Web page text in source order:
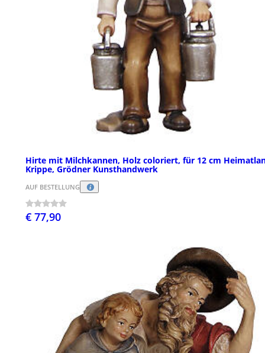
Hirte mit Milchkannen, Holz coloriert, für 12 cm
Krippe, Grödner Kunsthandwerk
AUF BESTELLUNG
€ 77,90